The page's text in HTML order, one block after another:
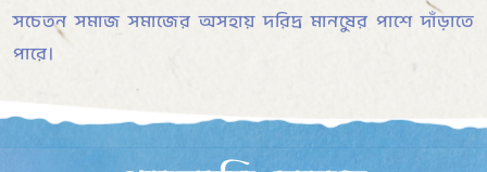
সচেতন সমাজ সমাজের অসহায় দরিদ্র মানুষের পাশে দাঁড়াতে
পারে।